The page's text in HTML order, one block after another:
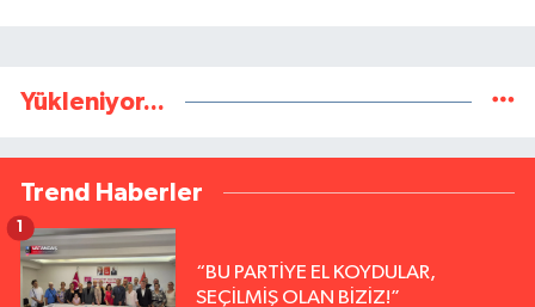
Yükleniyor...
Trend Haberler
“BU PARTİYE EL KOYDULAR,
SEÇİLMİŞ OLAN BİZİZ!”
1